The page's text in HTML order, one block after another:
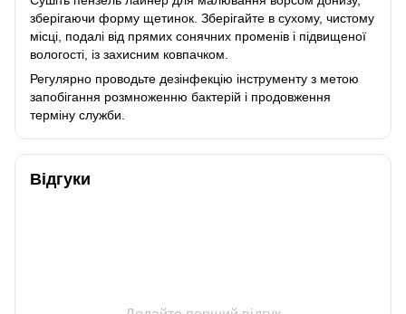
зберігаючи форму щетинок. Зберігайте в сухому, чистому
місці, подалі від прямих сонячних променів і підвищеної
вологості, із захисним ковпачком.
Регулярно проводьте дезінфекцію інструменту з метою
запобігання розмноженню бактерій і продовження
терміну служби.
Відгуки